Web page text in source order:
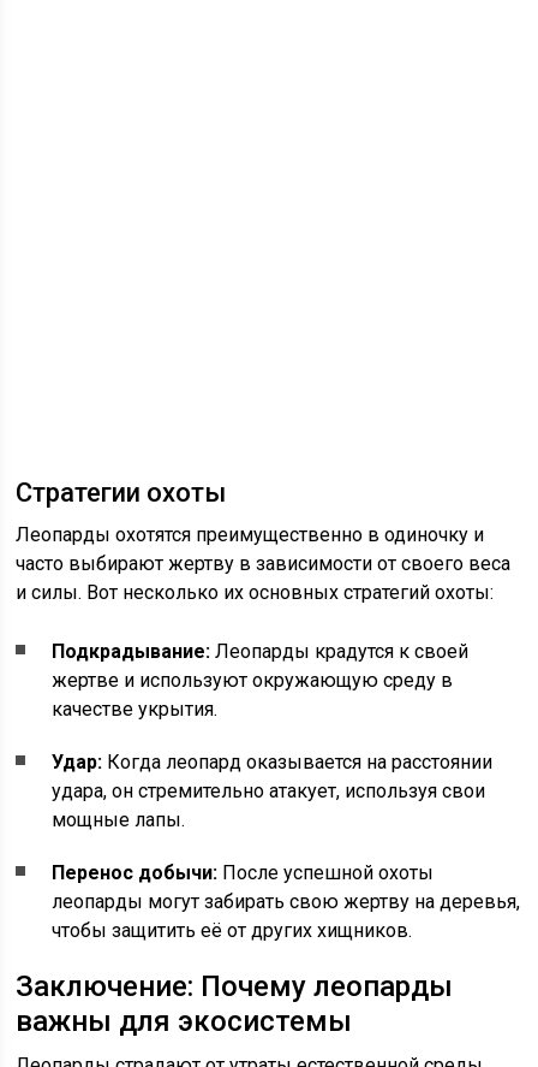
Стратегии охоты
Леопарды охотятся преимущественно в одиночку и
часто выбирают жертву в зависимости от своего веса
и силы. Вот несколько их основных стратегий охоты:
Подкрадывание: Леопарды крадутся к своей
жертве и используют окружающую среду в
качестве укрытия.
Удар: Когда леопард оказывается на расстоянии
удара, он стремительно атакует, используя свои
мощные лапы.
Перенос добычи: После успешной охоты
леопарды могут забирать свою жертву на деревья,
чтобы защитить её от других хищников.
Заключение: Почему леопарды
важны для экосистемы